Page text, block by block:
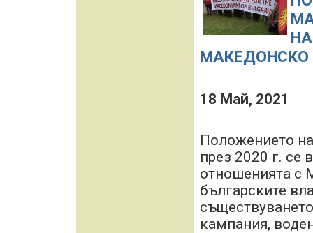
МАКЕДОНСКО
18 Mай, 2021
Положението
през 2020 г. се
отношенията с
българските
кампания,